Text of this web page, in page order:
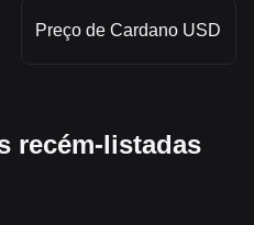
Preço de Cardano USD
recém-listadas